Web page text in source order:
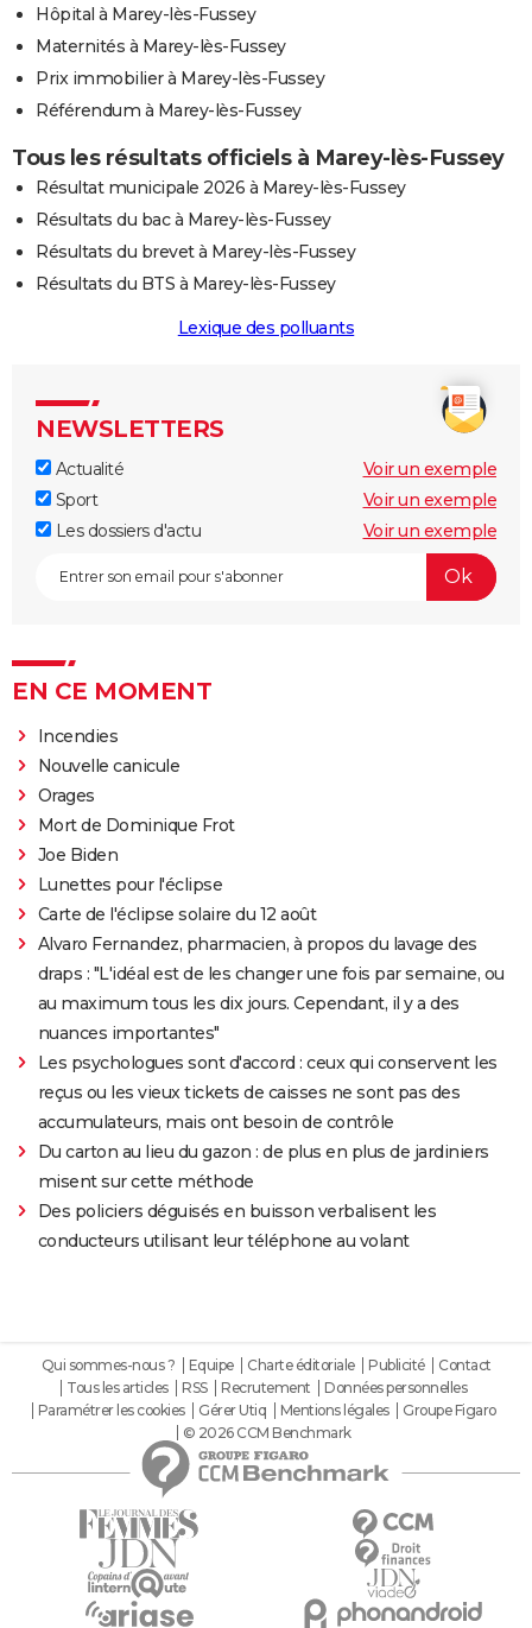
Hôpital à Marey-lès-Fussey
Maternités à Marey-lès-Fussey
Prix immobilier à Marey-lès-Fussey
Référendum à Marey-lès-Fussey
Tous les résultats officiels à Marey-lès-Fussey
Résultat municipale 2026 à Marey-lès-Fussey
Résultats du bac à Marey-lès-Fussey
Résultats du brevet à Marey-lès-Fussey
Résultats du BTS à Marey-lès-Fussey
Lexique des polluants
NEWSLETTERS
Actualité
Voir un exemple
Sport
Voir un exemple
Les dossiers d'actu
Voir un exemple
EN CE MOMENT
Incendies
Nouvelle canicule
Orages
Mort de Dominique Frot
Joe Biden
Lunettes pour l'éclipse
Carte de l'éclipse solaire du 12 août
Alvaro Fernandez, pharmacien, à propos du lavage des
draps : "L'idéal est de les changer une fois par semaine, ou
au maximum tous les dix jours. Cependant, il y a des
nuances importantes"
Les psychologues sont d'accord : ceux qui conservent les
reçus ou les vieux tickets de caisses ne sont pas des
accumulateurs, mais ont besoin de contrôle
Du carton au lieu du gazon : de plus en plus de jardiniers
misent sur cette méthode
Des policiers déguisés en buisson verbalisent les
conducteurs utilisant leur téléphone au volant
Qui sommes-nous ? Equipe Charte éditoriale Publicité
Contact
Tous les articles
RSS Recrutement
Données personnelles
Paramétrer les cookies
Gérer Utiq Mentions légales
Groupe Figaro
© 2026 CCM Benchmark